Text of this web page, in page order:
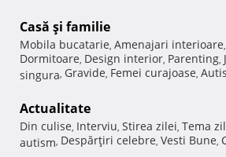
Casă şi familie
Mobila bucatarie, Amenajari interioare,
Dormitoare, Design interior, Parenting,
singura, Gravide, Femei curajoase,
Actualitate
Din culise, Interviu, Stirea zilei, Tema
autism, Despărţiri celebre, Vesti Bune,